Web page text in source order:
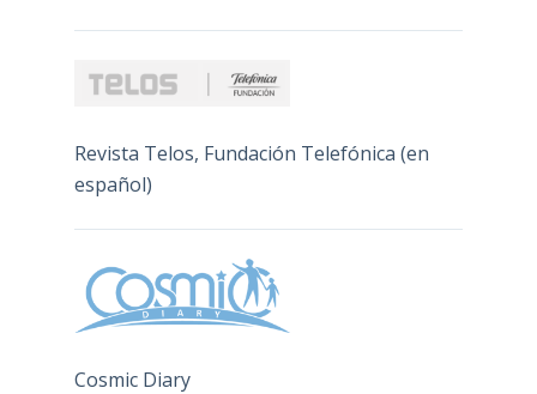
Revista Telos, Fundación Telefónica (en
español)
Cosmic Diary